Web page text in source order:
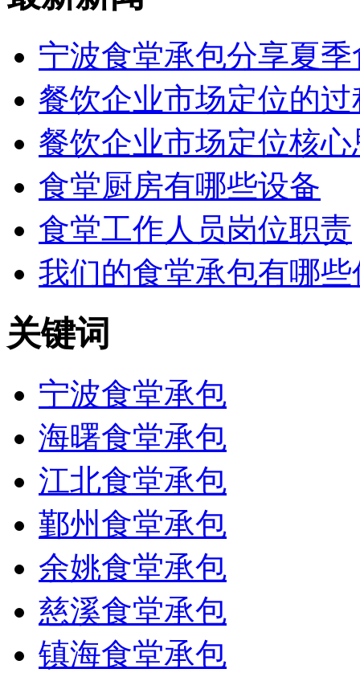
宁波食堂承包分享夏季
餐饮企业市场定位的过
餐饮企业市场定位核心
食堂厨房有哪些设备
食堂工作人员岗位职责
我们的食堂承包有哪些
关键词
宁波食堂承包
海曙食堂承包
江北食堂承包
鄞州食堂承包
余姚食堂承包
慈溪食堂承包
镇海食堂承包